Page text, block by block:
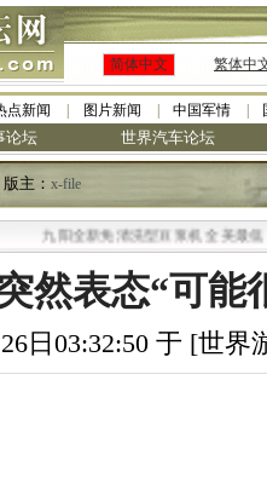
简体中文 繁体中
点新闻 图片新闻 中国军情
论坛 世界汽车论坛
版主： x-file
九阳全新免清洗型豆浆机 全美最低
然表态“可能
日03:32:50 于 [世